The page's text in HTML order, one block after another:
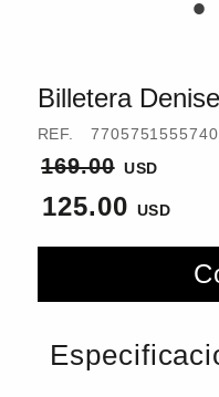
Billetera
REF. 7705751555740
169.00
125.00